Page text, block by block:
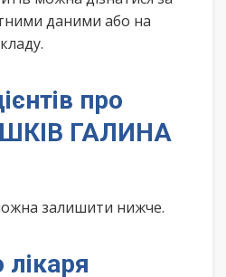
даними або на
про
ГАЛИНА
залишити нижче.
лікаря